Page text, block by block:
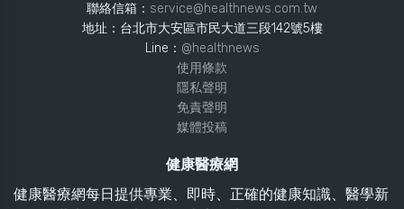
聯絡信箱： service@healthnews.com.tw
地址：台北市大安區市民大道三段142號5樓
Line： @healthnews
使用條款
隱私聲明
免責聲明
媒體投稿
健康醫療網
健康醫療網每日提供專業、即時、正確的健康知識、醫學新